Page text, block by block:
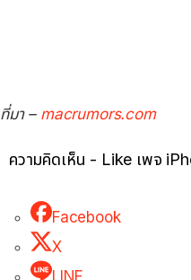
ที่มา – macrumors.com
ความคิดเห็น - Like เพจ
Facebook
X